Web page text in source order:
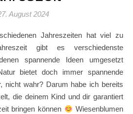
August 2024
gibt es verschiedenste
spannende Ideen umgesetzt
bietet doch immer spannende
nicht wahr? Darum habe ich bereits
die deinem Kind und dir garantiert
bringen können
Wiesenblumen